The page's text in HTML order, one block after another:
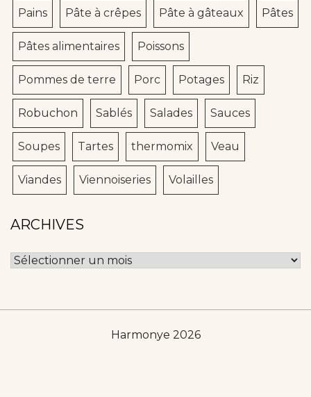
Pains Pâte à crêpes Pâte à gâteaux Pâtes
Pâtes alimentaires Poissons
Pommes de terre Porc Potages Riz
Robuchon Sablés Salades Sauces
Soupes Tartes thermomix Veau
Viandes Viennoiseries Volailles
ARCHIVES
Archives
Harmonye 2026